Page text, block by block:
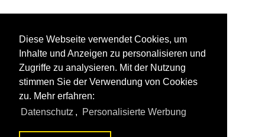
Diese Webseite verwendet Cookies, um
Inhalte und Anzeigen zu personalisieren und
Zugriffe zu analysieren. Mit der Nutzung
stimmen Sie der Verwendung von Cookies
zu. Mehr erfahren:
Datenschutz , Personalisierte Werbung